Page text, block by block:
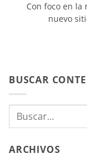
Con foco en
nuevo
BUSCAR
ARCHIVOS